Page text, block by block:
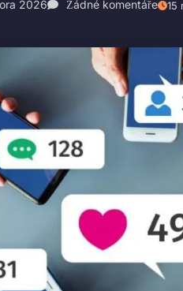
2026 Žádné komentáře 15